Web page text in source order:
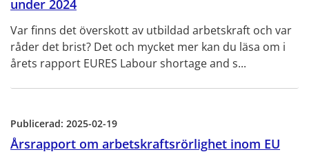
under 2024
Var finns det överskott av utbildad arbetskraft och var
råder det brist? Det och mycket mer kan du läsa om i
årets rapport EURES Labour shortage and s...
Publicerad: 2025-02-19
Årsrapport om arbetskraftsrörlighet inom EU